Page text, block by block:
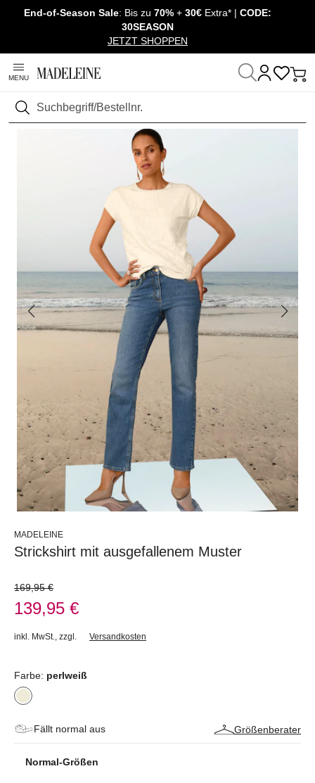
Navigation überspringen, direkt zum Inhalt
End-of-Season Sale: Bis zu 70% + 30€ Extra* | CODE:
30SEASON
JETZT SHOPPEN
MENU
Suchen
Startseite Mode Pullover & Strick
MADELEINE
Strickshirt mit ausgefallenem Muster
169,95 €
139,95 €
inkl. MwSt. zzgl. Versandkosten
Farbe: perlweiß
Fällt normal aus Größenberater
Normal-Größen